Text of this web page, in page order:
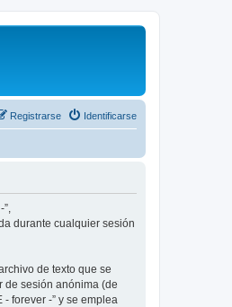
Identificarse
Registrarse
durante cualquier sesión
de texto que se
de sesión anónima (de
forever -” y se emplea